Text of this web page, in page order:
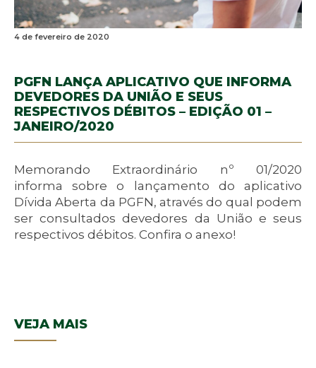
4 de fevereiro de 2020
PGFN LANÇA APLICATIVO QUE INFORMA
DEVEDORES DA UNIÃO E SEUS
RESPECTIVOS DÉBITOS – EDIÇÃO 01 –
JANEIRO/2020
Memorando Extraordinário nº 01/2020
informa sobre o lançamento do aplicativo
Dívida Aberta da PGFN, através do qual podem
ser consultados devedores da União e seus
respectivos débitos. Confira o anexo!
VEJA MAIS